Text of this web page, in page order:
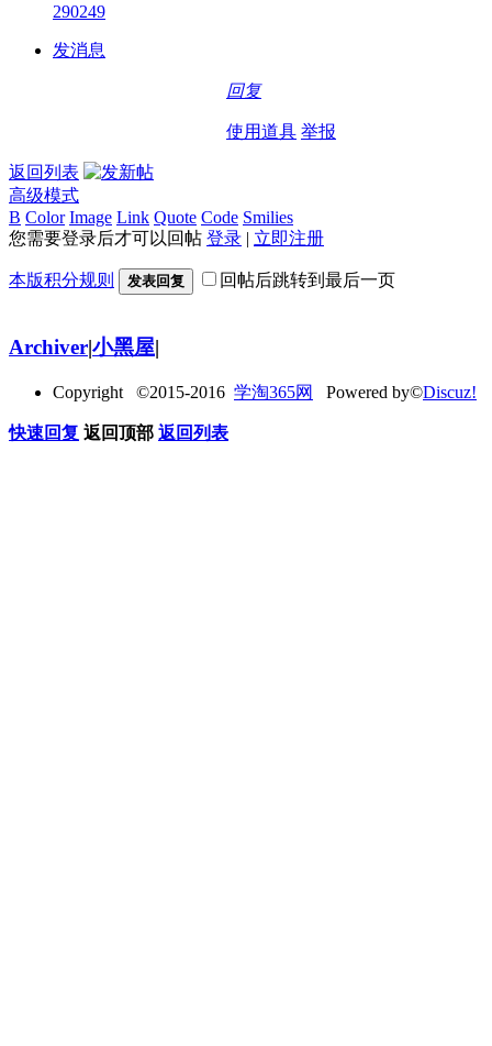
290249
发消息
回复
使用道具 举报
返回列表
高级模式
B Color Image Link Quote Code Smilies
您需要登录后才可以回帖 登录 | 立即注册
本版积分规则 发表回复 回帖后跳转到最后一页
Archiver|小黑屋|
Copyright ©2015-2016 学淘365网 Powered by©Discuz!
快速回复 返回顶部 返回列表